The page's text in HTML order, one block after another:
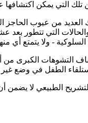
تلك التي يمكن
من عيوب الحاجز
التي تتطور بعد
السلوكية - ولا يتمتع
التشوهات الكبرى من
الطفل في وضع
الطبيعي لا